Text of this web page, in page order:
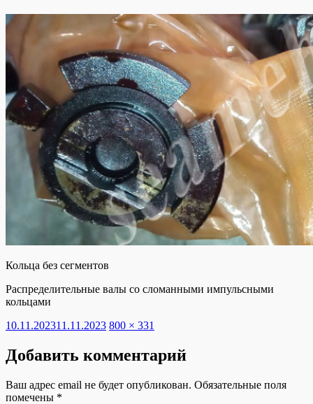
Кольца без сегментов
Распределительные валы со сломанными импульсными
кольцами
Опубликовано
10.11.202311.11.2023 Полный
800 × 331
Добавить комментарий
Ваш адрес email не будет опубликован. Обязательные поля
помечены *